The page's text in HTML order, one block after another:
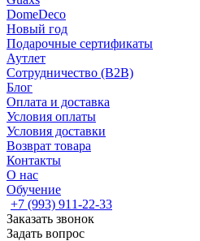
DomeDeco
Новый год
Подарочные сертификаты
Аутлет
Сотрудничество (B2B)
Блог
Оплата и доставка
Условия оплаты
Условия доставки
Возврат товара
Контакты
О нас
Обучение
+7 (993) 911-22-33
Заказать звонок
Задать вопрос